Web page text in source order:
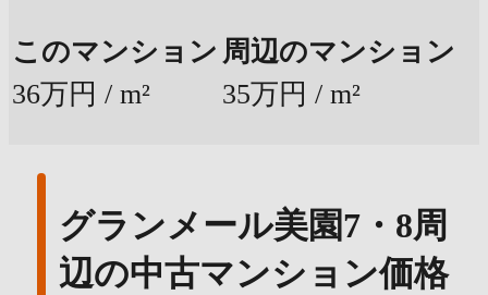
このマンション 周辺のマンション
36万円 / m²
35万円 / m²
グランメール美園7・8周
辺の中古マンション価格